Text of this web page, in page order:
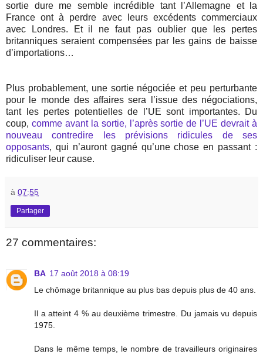
sortie dure me semble incrédible tant l’Allemagne et la
France ont à perdre avec leurs excédents commerciaux
avec Londres. Et il ne faut pas oublier que les pertes
britanniques seraient compensées par les gains de baisse
d’importations…
Plus probablement, une sortie négociée et peu perturbante
pour le monde des affaires sera l’issue des négociations,
tant les pertes potentielles de l’UE sont importantes. Du
coup, comme avant la sortie, l’après sortie de l’UE devrait à
nouveau contredire les prévisions ridicules de ses
opposants, qui n’auront gagné qu’une chose en passant :
ridiculiser leur cause.
à 07:55
Partager
27 commentaires:
BA 17 août 2018 à 08:19
Le chômage britannique au plus bas depuis plus de 40 ans.
Il a atteint 4 % au deuxième trimestre. Du jamais vu depuis
1975.
Dans le même temps, le nombre de travailleurs originaires